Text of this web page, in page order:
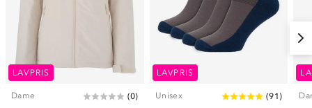
LAVPRIS
Dame (0)
LAVPRIS
Unisex (91 )